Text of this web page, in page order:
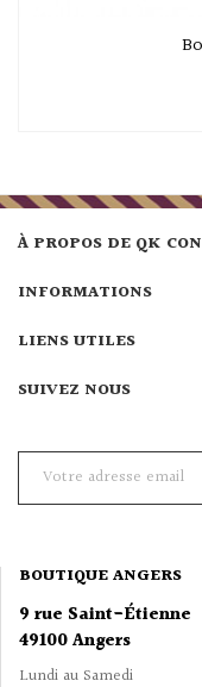
À PROPOS DE QK
INFORMATIONS
LIENS UTILES
SUIVEZ NOUS
BOUTIQUE ANGERS
9 rue Saint-Étienne
49100 Angers
Lundi au Samedi